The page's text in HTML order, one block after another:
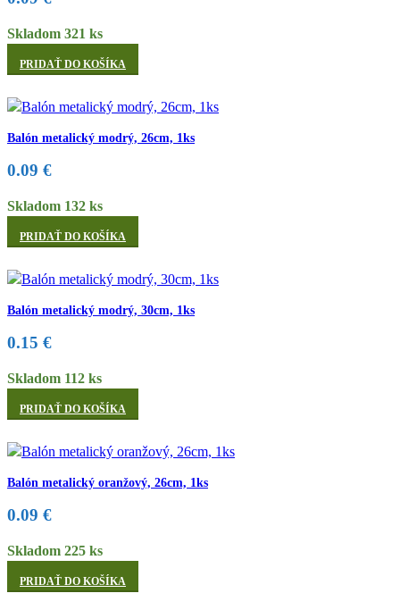
Skladom 321 ks
PRIDAŤ DO KOŠÍKA
Balón metalický modrý, 26cm, 1ks
0.09 €
Skladom 132 ks
PRIDAŤ DO KOŠÍKA
Balón metalický modrý, 30cm, 1ks
0.15 €
Skladom 112 ks
PRIDAŤ DO KOŠÍKA
Balón metalický oranžový, 26cm, 1ks
0.09 €
Skladom 225 ks
PRIDAŤ DO KOŠÍKA